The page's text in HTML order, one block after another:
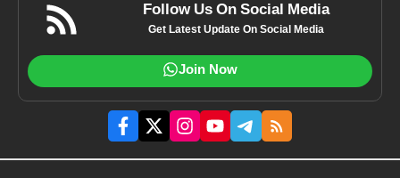
Follow Us On Social Media
Get Latest Update On Social Media
Join Now